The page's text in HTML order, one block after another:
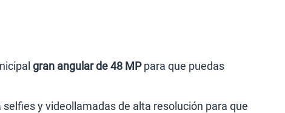
gran angular de 48 MPpara que puedas
y videollamadas de alta resolución para que